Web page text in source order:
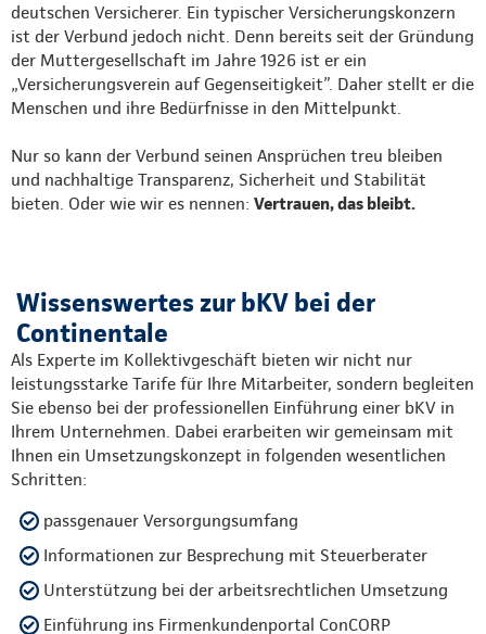
deutschen Versicherer. Ein typischer Versicherungskonzern
ist der Verbund jedoch nicht. Denn bereits seit der Gründung
der Muttergesellschaft im Jahre 1926 ist er ein
„Versicherungsverein auf Gegenseitigkeit”. Daher stellt er die
Menschen und ihre Bedürfnisse in den Mittelpunkt.
Nur so kann der Verbund seinen Ansprüchen treu bleiben
und nachhaltige Transparenz, Sicherheit und Stabilität
bieten. Oder wie wir es nennen: Vertrauen, das bleibt.
Wissenswertes zur bKV bei der
Continentale
Als Experte im Kollektivgeschäft bieten wir nicht nur
leistungsstarke Tarife für Ihre Mitarbeiter, sondern begleiten
Sie ebenso bei der professionellen Einführung einer bKV in
Ihrem Unternehmen. Dabei erarbeiten wir gemeinsam mit
Ihnen ein Umsetzungskonzept in folgenden wesentlichen
Schritten:
passgenauer Versorgungsumfang
Informationen zur Besprechung mit Steuerberater
Unterstützung bei der arbeitsrechtlichen Umsetzung
Einführung ins Firmenkundenportal ConCORP